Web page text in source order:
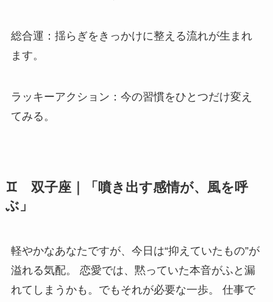
総合運：揺らぎをきっかけに整える流れが生まれ
ます。
ラッキーアクション：今の習慣をひとつだけ変え
てみる。
♊ 双子座｜「噴き出す感情が、風を呼
ぶ」
軽やかなあなたですが、今日は“抑えていたもの”が
溢れる気配。 恋愛では、黙っていた本音がふと漏
れてしまうかも。でもそれが必要な一歩。 仕事で